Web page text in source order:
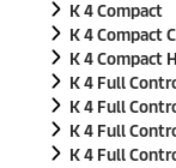
K 4 Compact
K 4 Compact
K 4 Compact
K 4 Full
K 4 Full
K 4 Full
K 4 Full